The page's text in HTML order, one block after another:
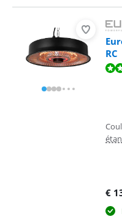
RC
La note est de 9,3 sur 10,
€